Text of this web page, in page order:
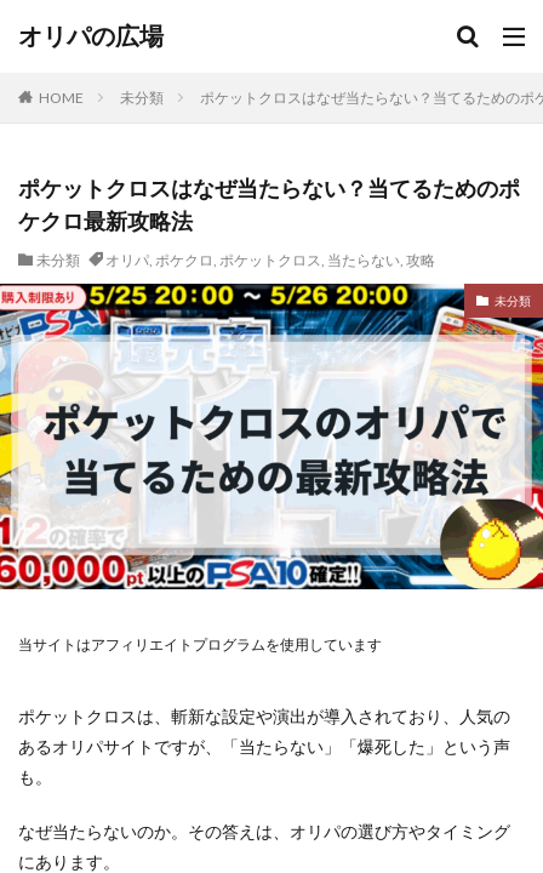
オリパの広場
HOME 未分類 ポケットクロスはなぜ当たらない？当てるためのポ
ポケットクロスはなぜ当たらない？当てるためのポ
ケクロ最新攻略法
未分類 オリパ, ポケクロ, ポケットクロス, 当たらない, 攻略
未分類
当サイトはアフィリエイトプログラムを使用しています
ポケットクロスは、斬新な設定や演出が導入されており、人気の
あるオリパサイトですが、「当たらない」「爆死した」という声
も。
なぜ当たらないのか。その答えは、オリパの選び方やタイミング
にあります。